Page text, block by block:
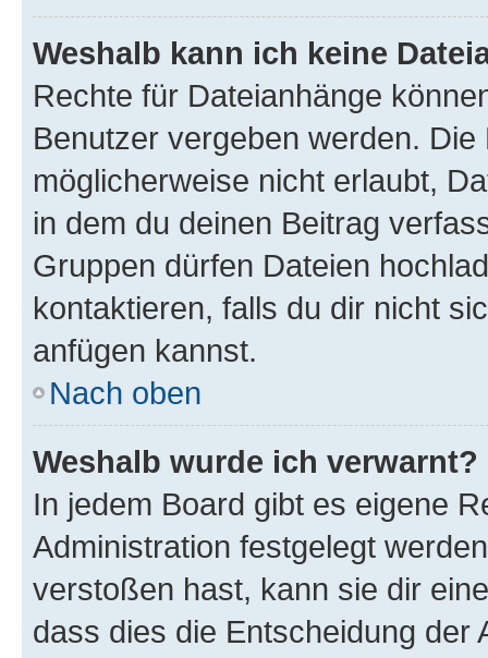
Weshalb kann ich keine
Rechte für Dateianhänge
Benutzer vergeben werden.
möglicherweise nicht erlaubt,
in dem du deinen Beitrag
Gruppen dürfen Dateien
kontaktieren, falls du dir nicht
anfügen kannst.
Nach oben
Weshalb wurde ich verwarnt?
In jedem Board gibt es eigene
Administration festgelegt
verstoßen hast, kann sie dir
dass dies die Entscheidung der